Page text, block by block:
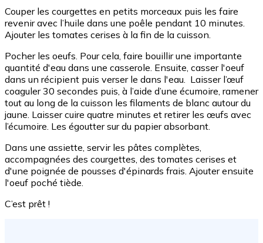
Couper les courgettes en petits morceaux puis les faire
revenir avec l’huile dans une poêle pendant 10 minutes.
Ajouter les tomates cerises à la fin de la cuisson.
Pocher les oeufs. Pour cela, faire bouillir une importante
quantité d'eau dans une casserole. Ensuite, casser l'oeuf
dans un récipient puis verser le dans l'eau. Laisser l’œuf
coaguler 30 secondes puis, à l’aide d’une écumoire, ramener
tout au long de la cuisson les filaments de blanc autour du
jaune. Laisser cuire quatre minutes et retirer les œufs avec
l’écumoire. Les égoutter sur du papier absorbant.
Dans une assiette, servir les pâtes complètes,
accompagnées des courgettes, des tomates cerises et
d'une poignée de pousses d'épinards frais. Ajouter ensuite
l'oeuf poché tiède.
C’est prêt !